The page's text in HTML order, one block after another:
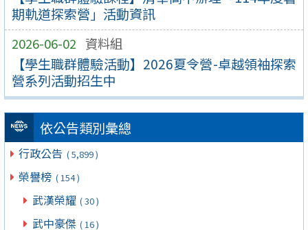
期軌道探索營」活動資訊
2026-06-02 資料組
【學生職群體驗活動】2026夏令營-卓越領袖探索
營系列活動招生中
依公告類別彙總
行政公告 ( 5,899 )
榮譽榜 ( 154 )
武漢榮耀 ( 30 )
武中豪傑 ( 16 )